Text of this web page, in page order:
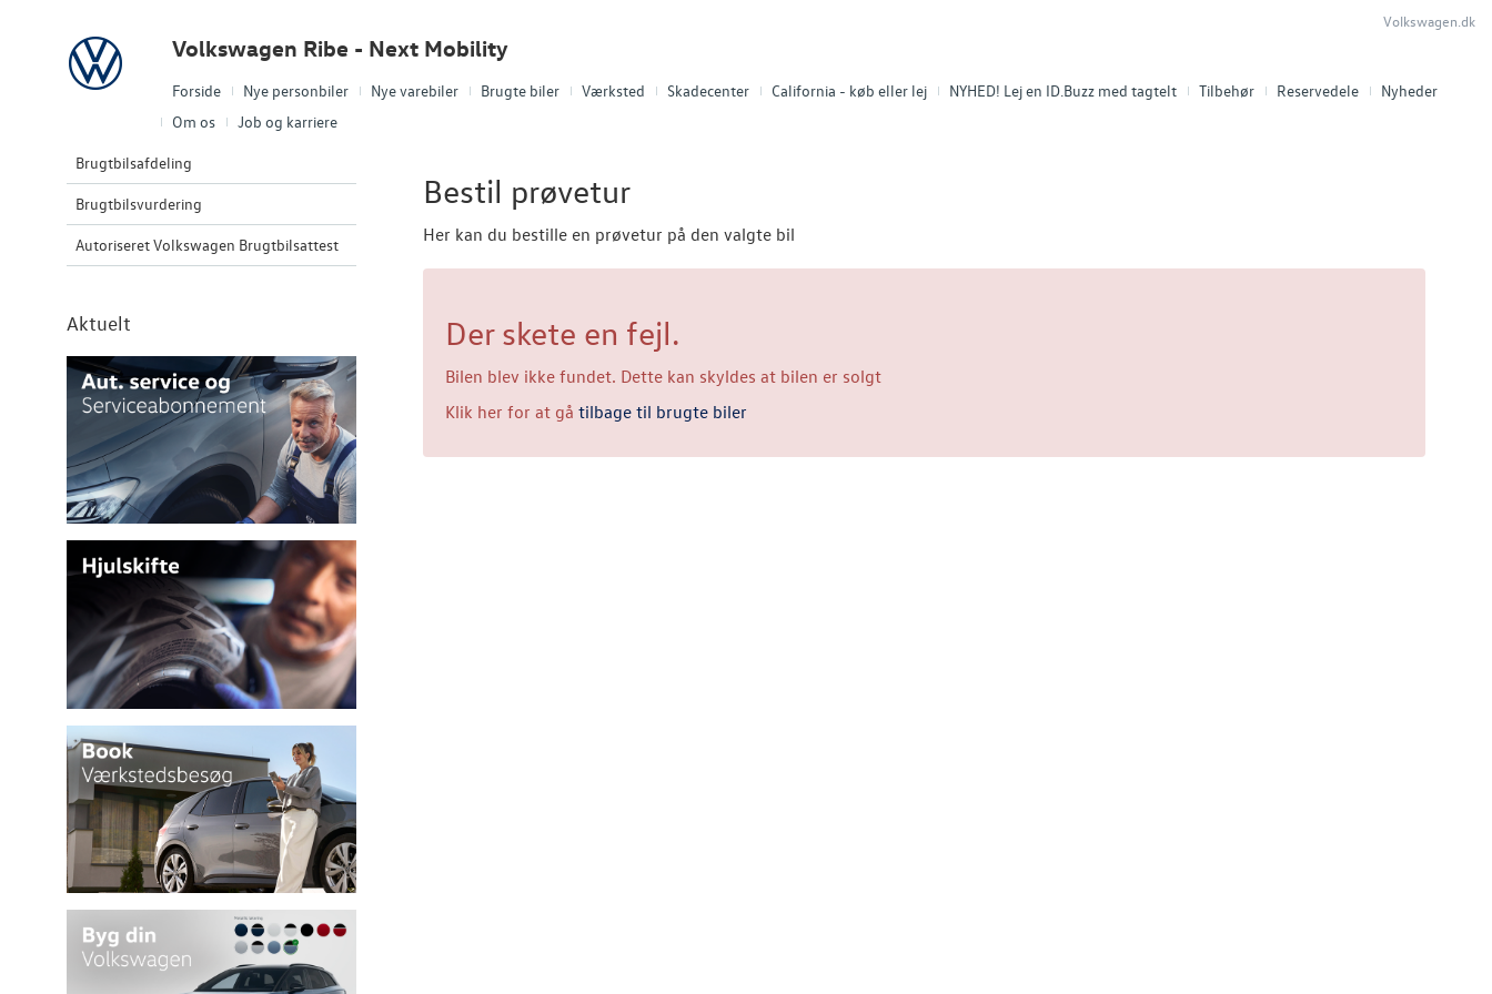
Forside Nye personbiler Nye varebiler Brugte biler Værksted Skadecenter California - køb eller lej NYHED! Lej en ID.Buzz med tagtelt Tilbehør Reservedele
Nyheder
Om os
Job og karriere
Volkswagen Volkswagen Ribe - Next Mobility
Volkswagen.dk
Brugtbilsafdeling
Brugtbilsvurdering
Autoriseret Volkswagen Brugtbilsattest
Aktuelt
Bestil prøvetur
Her kan du bestille en prøvetur på den valgte bil
Der skete en fejl.
Bilen blev ikke fundet. Dette kan skyldes at bilen er solgt
Klik her for at gå tilbage til brugte biler